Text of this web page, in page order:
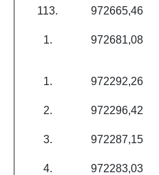
113. 972665,46
1. 972681,08
1. 972292,26
2. 972296,42
3. 972287,15
4. 972283,03